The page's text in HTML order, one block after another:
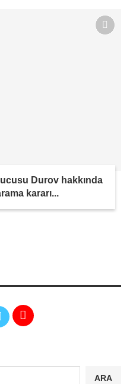
Durov hakkında
kararı...
ARA